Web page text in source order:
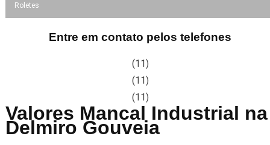
Roletes
Entre em contato pelos telefones
(11)
(11)
(11)
Valores Mancal Industrial na
Delmiro Gouveia